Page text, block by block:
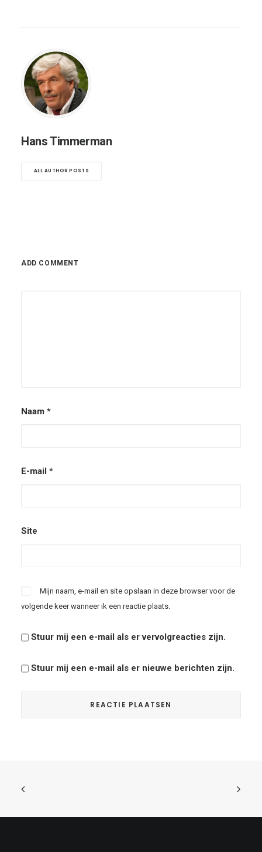
Hans Timmerman
ALL AUTHOR POSTS
ADD COMMENT
Naam *
E-mail *
Site
Mijn naam, e-mail en site opslaan in deze browser voor de
volgende keer wanneer ik een reactie plaats.
Stuur mij een e-mail als er vervolgreacties zijn.
Stuur mij een e-mail als er nieuwe berichten zijn.